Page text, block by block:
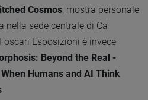
Cosmos, mostra personale
nella sede centrale di Ca'
Esposizioni è invece
Beyond the Real -
Humans and AI Think